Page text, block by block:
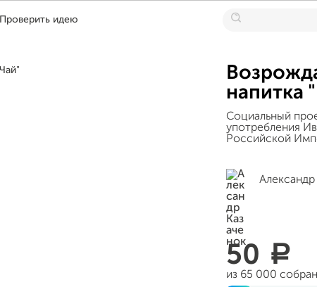
Проверить идею
напитка
Социальный
употребления
Российской
Александр
50 a
из 65 000